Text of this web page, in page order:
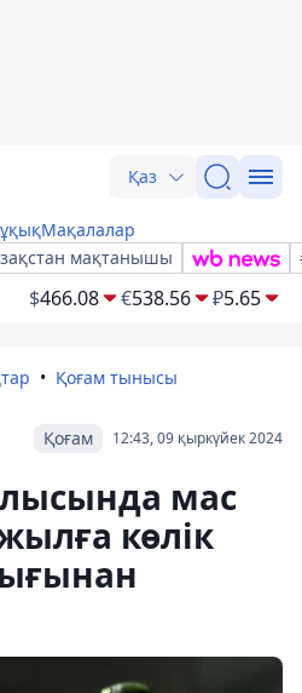
Қаз
Мақалалар
мақтанышы
$466.08 €538.56 ₽5.65
Қоғам тынысы
12:43, 09 қыркүйек 2024
Қоғам
мас
көлік